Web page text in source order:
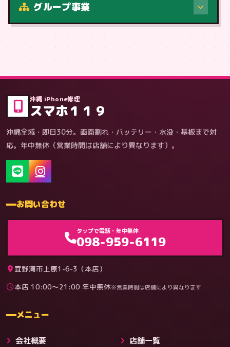
症状・内容から
料金
グループ事業
沖縄 iPhone修理
スマホ１１９
沖縄全域・即日30分。画面割れ・バッテリー・水没・基板まで対
応。年中無休（営業時間は店舗により異なります）。
お問い合わせ
タップで電話・年中無休
098-959-6119
宜野湾市上原1-6-3（本店）
本店 10:00〜21:00 年中無休※営業時間は店舗により異なります
メニュー
会社概要 店舗一覧